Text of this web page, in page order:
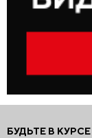
БУДЬТЕ В КУРСЕ